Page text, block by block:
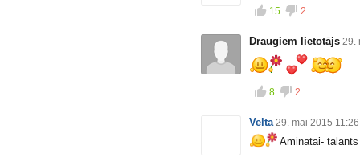
15 2
Draugiem lietotājs 29.
8 2
Velta 29. mai 2015 11:26
Aminatai-